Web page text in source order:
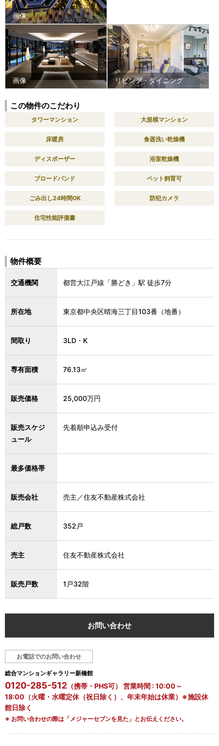
画像
画像 リビング・ダイニング
この物件のこだわり
タワーマンション 大規模マンション
床暖房 食器洗い乾燥機
ディスポーザー 浴室乾燥機
ブロードバンド ペット飼育可
ごみ出し24時間OK 防犯カメラ
住宅性能評価書
物件概要
交通機関 都営大江戸線「勝どき」駅 徒歩7分
所在地 東京都中央区晴海三丁目103番（地番）
間取り 3LD・K
専有面積 76.13㎡
販売価格 25,000万円
販売スケジ
ュール
先着順申込み受付
最多価格帯
販売会社 売主／住友不動産株式会社
総戸数 352戸
売主 住友不動産株式会社
販売戸数 1戸32階
お問い合わせ
お電話でのお問い合わせ
総合マンションギャラリー新橋館
0120-285-512 （携帯・PHS可） 営業時間 : 10:00～
18:00（火曜・水曜定休（祝日除く）、年末年始は休業）※施設休
館日除く
※ お問い合わせの際は「メジャーセブンを見た」とお伝えください。